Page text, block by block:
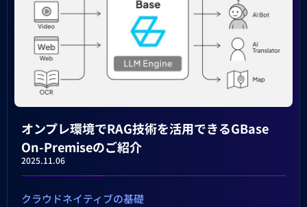
オンプレ環境でRAG技術を活用できるGBase
On-Premiseのご紹介
2025.11.06
クラウドネイティブの基礎